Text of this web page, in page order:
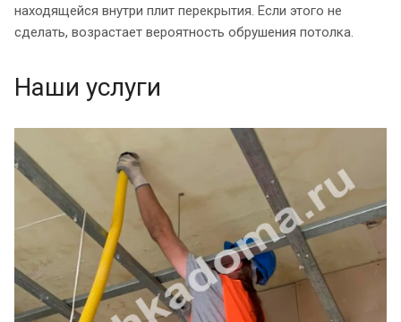
находящейся внутри плит перекрытия. Если этого не
сделать, возрастает вероятность обрушения потолка.
Наши услуги